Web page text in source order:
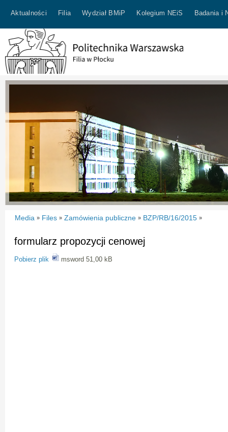
Aktualności Filia Wydział BMiP Kolegium NEiS Badania i
Media » Files » Zamówienia publiczne » BZP/RB/16/2015 »
formularz propozycji cenowej
Pobierz plik msword 51,00 kB